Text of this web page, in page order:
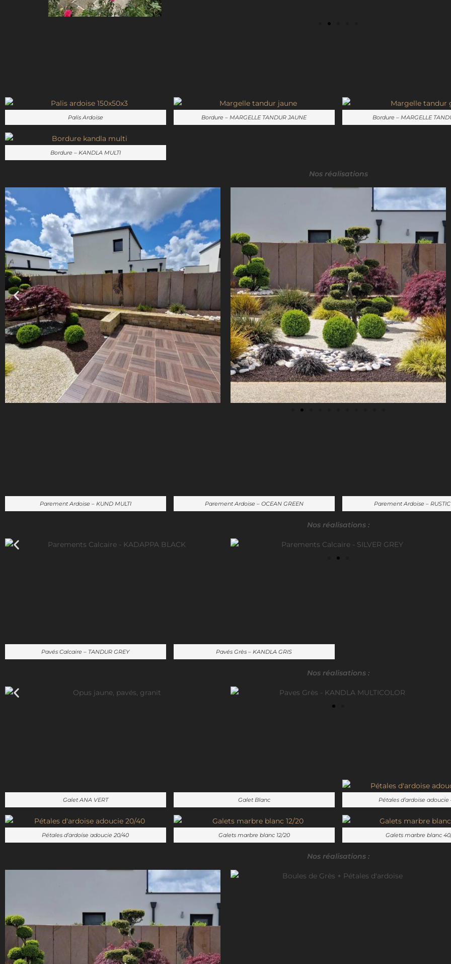
Palis Ardoise Bordure – MARGELLE TANDUR JAUNE Bordure – MARGELLE
Bordure – KANDLA MULTI
Nos réalisations
Parement Ardoise – KUND MULTI Parement Ardoise – OCEAN GREEN Parement Ardoise –
Nos réalisations :
Pavés Calcaire – TANDUR GREY Pavés Grès – KANDLA GRIS
Nos réalisations :
Galet ANA VERT Galet Blanc Pétales d’ardoise
Pétales d’ardoise adoucie 20/40 Galets marbre blanc 12/20 Galets marbre blanc
Nos réalisations :